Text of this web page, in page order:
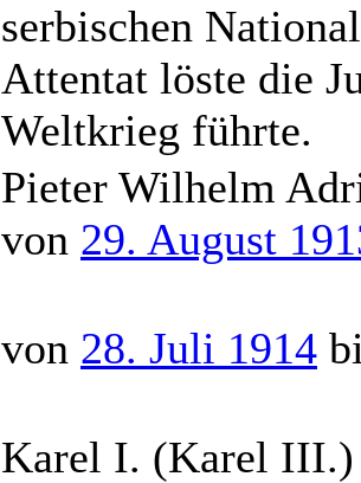
serbischen
Attentat löste die
Weltkrieg führte.
Pieter Wilhelm
von 29. August
von 28. Juli 1914
Karel I. (Karel III.)